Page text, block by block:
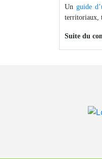
Un guide
territoriaux,
Suite du